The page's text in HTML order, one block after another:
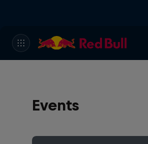
Events